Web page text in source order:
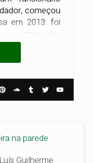
começou
em 2013: foi
no despacho
balcão de
coordenador
únicos e
soldagem e
na hora de
trabalha
Luís Guilherme